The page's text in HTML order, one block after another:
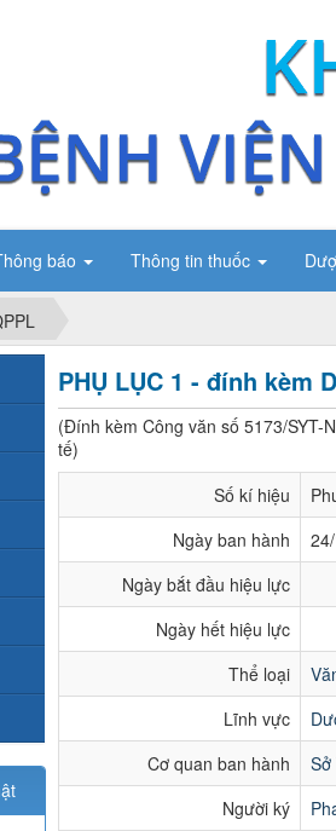
báo Thông tin thuốc
PHỤ LỤC 1 - đính kèm
(Đính kèm Công văn số 5173/SYT-
tế)
Số kí hiệu
Ngày ban hành
Ngày bắt đầu hiệu lực
Ngày hết hiệu lực
Thể loại
Lĩnh vực
Cơ quan ban hành
Người ký